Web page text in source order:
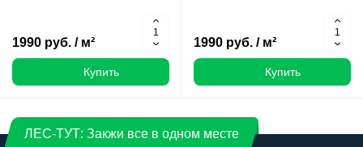
1990 руб. / м²
Купить
1990 руб. / м²
Купить
ЛЕС-ТУТ: Закжи все в одном месте